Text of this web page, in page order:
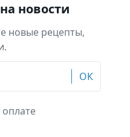
новости
новые рецепты,
ОК